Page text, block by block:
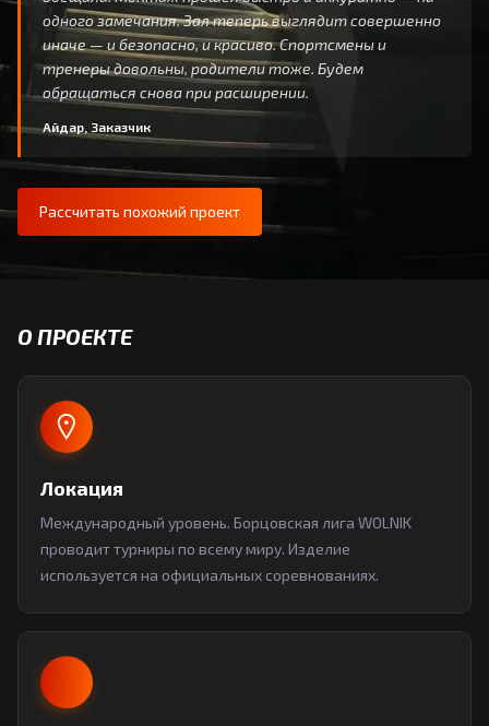
одного замечания. Зал теперь выглядит совершенно
иначе — и безопасно, и красиво. Спортсмены и
тренеры довольны, родители тоже. Будем
обращаться снова при расширении.
Айдар, Заказчик
Рассчитать похожий проект
О ПРОЕКТЕ
Локация
Международный уровень. Борцовская лига WOLNIK
проводит турниры по всему миру. Изделие
используется на официальных соревнованиях.